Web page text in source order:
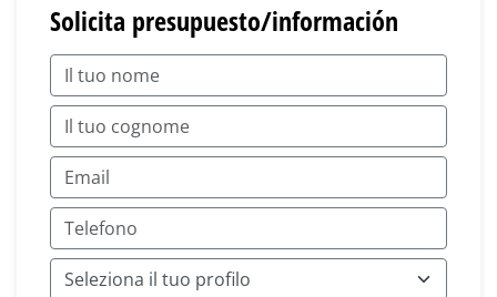
Solicita presupuesto/información